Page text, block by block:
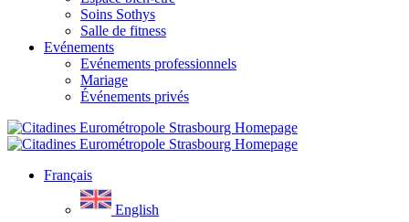
Soins Sothys
Salle de fitness
Evénements
Evénements professionnels
Mariage
Événements privés
Français
English